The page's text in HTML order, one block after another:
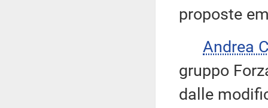
proposte
Andrea
gruppo
dalle